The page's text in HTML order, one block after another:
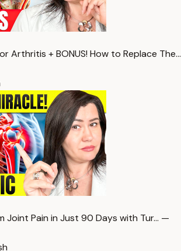
Arthritis + BONUS! How to Replace The…
Joint Pain in Just 90 Days with Tur… —